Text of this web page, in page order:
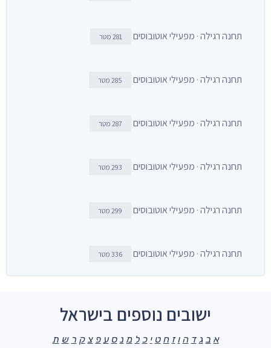
תחנה רגילה · מפעילי אוטובוסים 281 מטר
תחנה רגילה · מפעילי אוטובוסים 285 מטר
תחנה רגילה · מפעילי אוטובוסים 287 מטר
תחנה רגילה · מפעילי אוטובוסים 293 מטר
תחנה רגילה · מפעילי אוטובוסים 299 מטר
תחנה רגילה · מפעילי אוטובוסים 336 מטר
ישובים נוספים בישראל
א ב ג ד ה ו ז ח ט י כ ל מ נ ס ע פ צ ק ר ש ת